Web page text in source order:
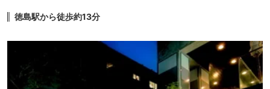
徳島駅から徒歩約13分